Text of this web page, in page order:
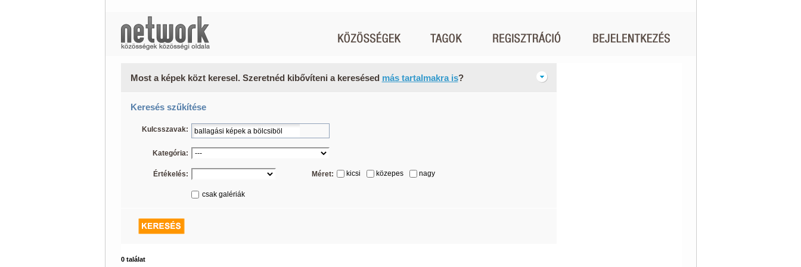
Most a képek közt keresel. Szeretnéd kibővíteni a keresésed más tartalmakra is?
Keresés szűkítése
Kulcsszavak:
Kategória:
Értékelés: Méret: kicsi közepes nagy
csak galériák
0 találat